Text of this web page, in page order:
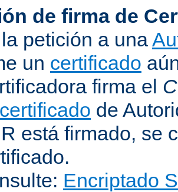
de firma de
petición a una
un certificado
firma el
certificado de
está firmado, se
Encriptado